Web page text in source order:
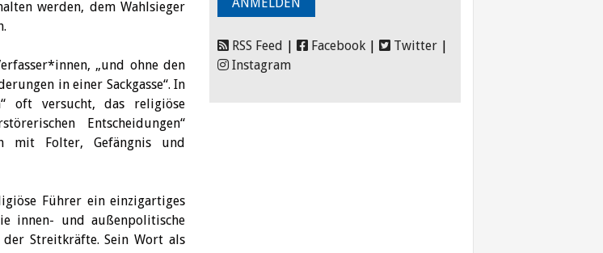
werden, dem Wahlsieger
„und ohne den
in einer Sackgasse“. In
oft versucht, das religiöse
Entscheidungen“
mit Folter, Gefängnis und
Führer ein einzigartiges
innen- und außenpolitische
Streitkräfte. Sein Wort als
RSS Feed Facebook Twitter
Instagram